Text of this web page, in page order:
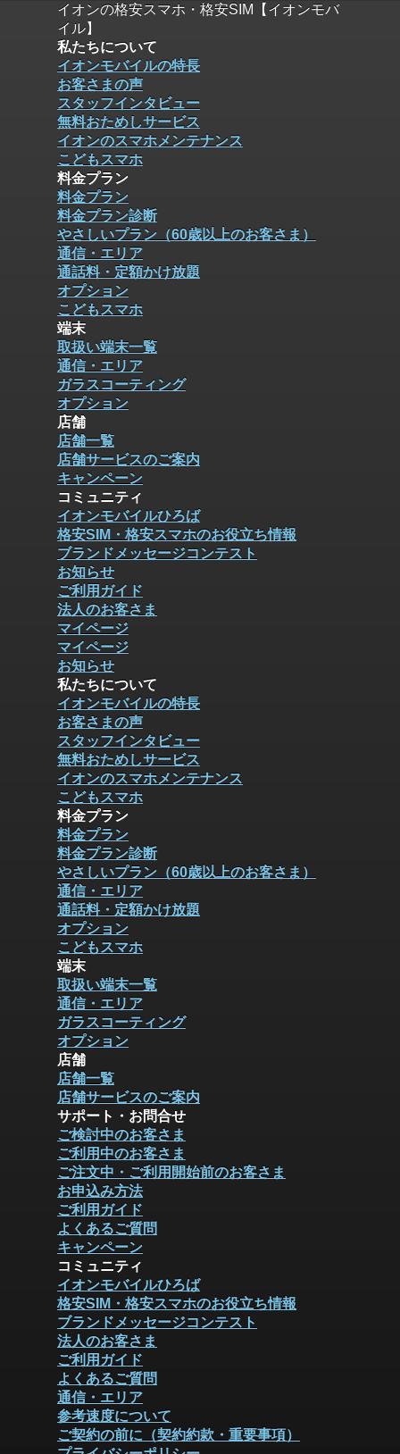
イオンの格安スマホ・格安SIM【イオンモバ
イル】
私たちについて
イオンモバイルの特長
お客さまの声
スタッフインタビュー
無料おためしサービス
イオンのスマホメンテナンス
こどもスマホ
料金プラン
料金プラン
料金プラン診断
やさしいプラン（60歳以上のお客さま）
通信・エリア
通話料・定額かけ放題
オプション
こどもスマホ
端末
取扱い端末一覧
通信・エリア
ガラスコーティング
オプション
店舗
店舗一覧
店舗サービスのご案内
キャンペーン
コミュニティ
イオンモバイルひろば
格安SIM・格安スマホのお役立ち情報
ブランドメッセージコンテスト
お知らせ
ご利用ガイド
法人のお客さま
マイページ
マイページ
お知らせ
私たちについて
イオンモバイルの特長
お客さまの声
スタッフインタビュー
無料おためしサービス
イオンのスマホメンテナンス
こどもスマホ
料金プラン
料金プラン
料金プラン診断
やさしいプラン（60歳以上のお客さま）
通信・エリア
通話料・定額かけ放題
オプション
こどもスマホ
端末
取扱い端末一覧
通信・エリア
ガラスコーティング
オプション
店舗
店舗一覧
店舗サービスのご案内
サポート・お問合せ
ご検討中のお客さま
ご利用中のお客さま
ご注文中・ご利用開始前のお客さま
お申込み方法
ご利用ガイド
よくあるご質問
キャンペーン
コミュニティ
イオンモバイルひろば
格安SIM・格安スマホのお役立ち情報
ブランドメッセージコンテスト
法人のお客さま
ご利用ガイド
よくあるご質問
通信・エリア
参考速度について
ご契約の前に（契約約款・重要事項）